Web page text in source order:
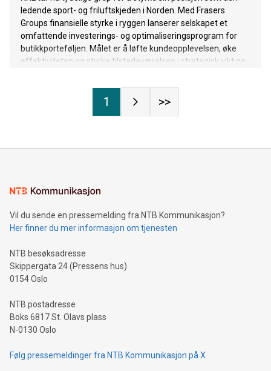
ledende sport- og friluftskjeden i Norden. Med Frasers
Groups finansielle styrke i ryggen lanserer selskapet et
omfattende investerings- og optimaliseringsprogram for
butikkporteføljen. Målet er å løfte kundeopplevelsen, øke
effektiviteten og styrke tilstedeværelsen i strategisk viktige
1 >>
Vil du sende en pressemelding fra NTB Kommunikasjon?
Her finner du mer informasjon om tjenesten
NTB besøksadresse
Skippergata 24 (Pressens hus)
0154 Oslo
NTB postadresse
Boks 6817 St. Olavs plass
N-0130 Oslo
Følg pressemeldinger fra NTB Kommunikasjon på X